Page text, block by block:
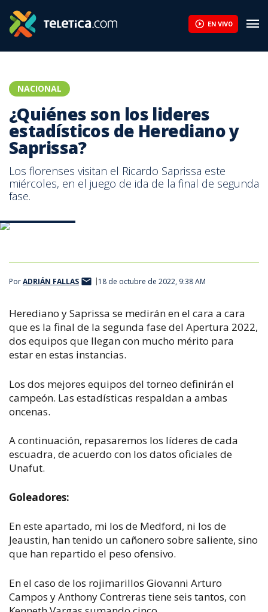
EN VIVO
NACIONAL
¿Quiénes son los lideres
estadísticos de Herediano y
Saprissa?
Los florenses visitan el Ricardo Saprissa este
miércoles, en el juego de ida de la final de segunda
fase.
PorADRIÁN FALLAS 18 de octubre de 2022, 9:38 AM
Herediano y Saprissa se medirán en el cara a cara
que es la final de la segunda fase del Apertura 2022,
dos equipos que llegan con mucho mérito para
estar en estas instancias.
Los dos mejores equipos del torneo definirán el
campeón. Las estadísticas respaldan a ambas
oncenas.
A continuación, repasaremos los líderes de cada
escuadra, de acuerdo con los datos oficiales de
Unafut.
Goleadores:
En este apartado, mi los de Medford, ni los de
Jeaustin, han tenido un cañonero sobre saliente, sino
que han repartido el peso ofensivo.
En el caso de los rojimarillos Giovanni Arturo
Campos y Anthony Contreras tiene seis tantos, con